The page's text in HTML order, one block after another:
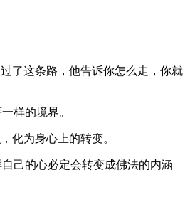
了这条路，他告诉你怎么走，你就
样的境界。
化为身心上的转变。
己的心必定会转变成佛法的内涵